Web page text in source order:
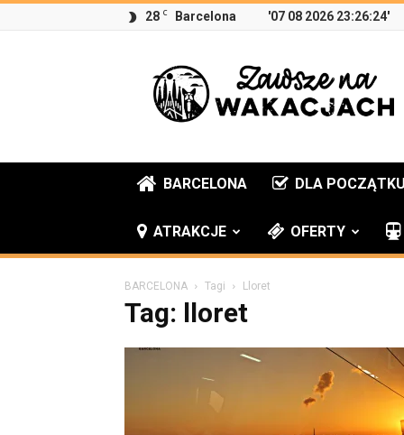
28 C Barcelona '07 08 2026 23:26:24'
Zawsze
na
wakacjach
BARCELONA DLA
ATRAKCJE OFERTY
BARCELONA Tagi Lloret
Tag: lloret